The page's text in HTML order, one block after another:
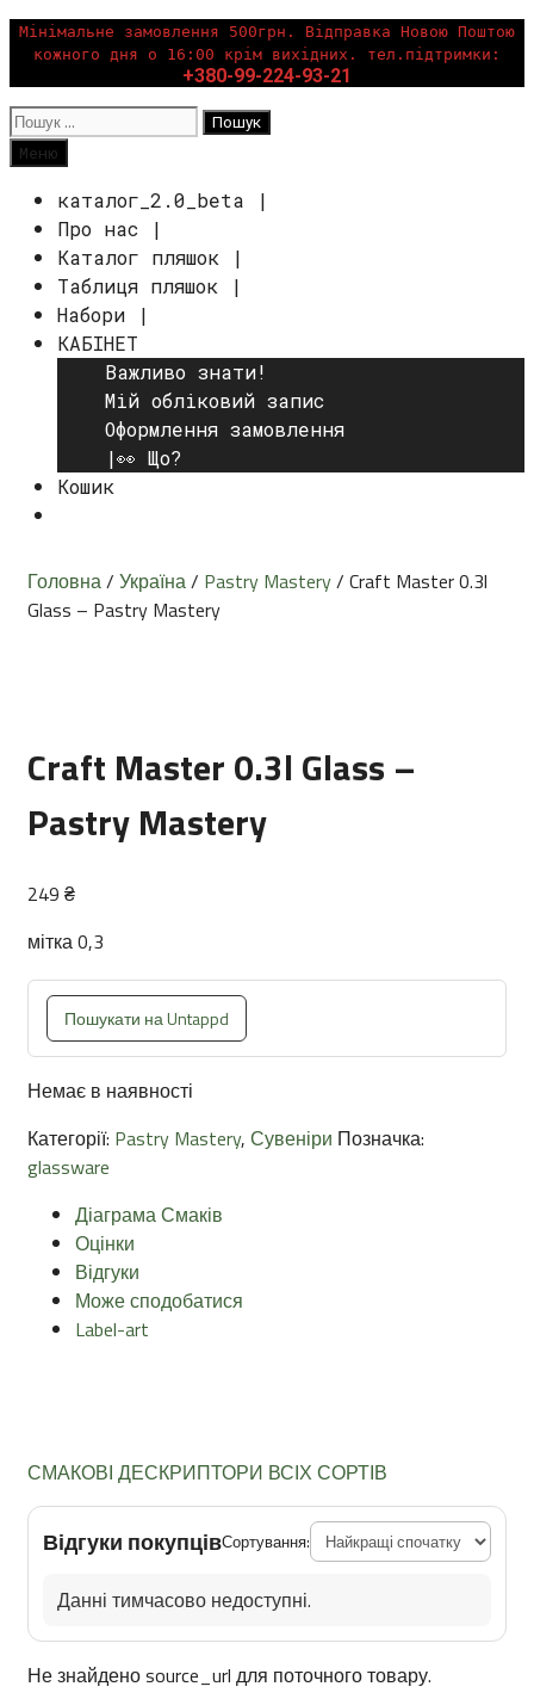
Перейти
вмісту
Мінімальне замовлення 500грн. Відправка Новою Поштою
кожного дня о 16:00 крім вихідних. тел.підтримки:
+380-99-224-93-21
Пошук:
Пошук
Меню
каталог_2.0_beta |
Про нас |
Каталог пляшок |
Таблиця пляшок |
Набори |
КАБІНЕТ
Важливо знати!
Мій обліковий запис
Оформлення замовлення
|👀 Що?
Кошик
Головна/ Україна/ Pastry Mastery/ Craft Master 0.3l
Glass – Pastry Mastery
Craft Master 0.3l Glass –
Pastry Mastery
249 ₴
мітка 0,3
Пошукати на Untappd
Немає в наявності
Категорії: Pastry Mastery, Сувеніри Позначка:
glassware
Діаграма Смаків
Оцінки
Відгуки
Може сподобатися
Label-art
СМАКОВІ ДЕСКРИПТОРИ ВСІХ СОРТІВ
Відгуки покупцівСортування:
Данні тимчасово недоступні.
Не знайдено source_url для поточного товару.